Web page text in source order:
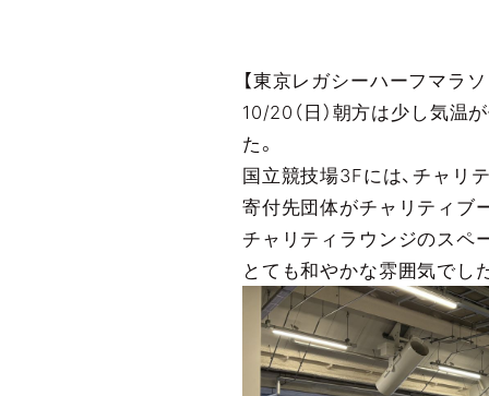
【東京レガシーハーフマラ
10/20（日）朝方は少し気温
た。
国立競技場3Fには、チャリ
寄付先団体がチャリティブ
チャリティラウンジのスペ
とても和やかな雰囲気でし